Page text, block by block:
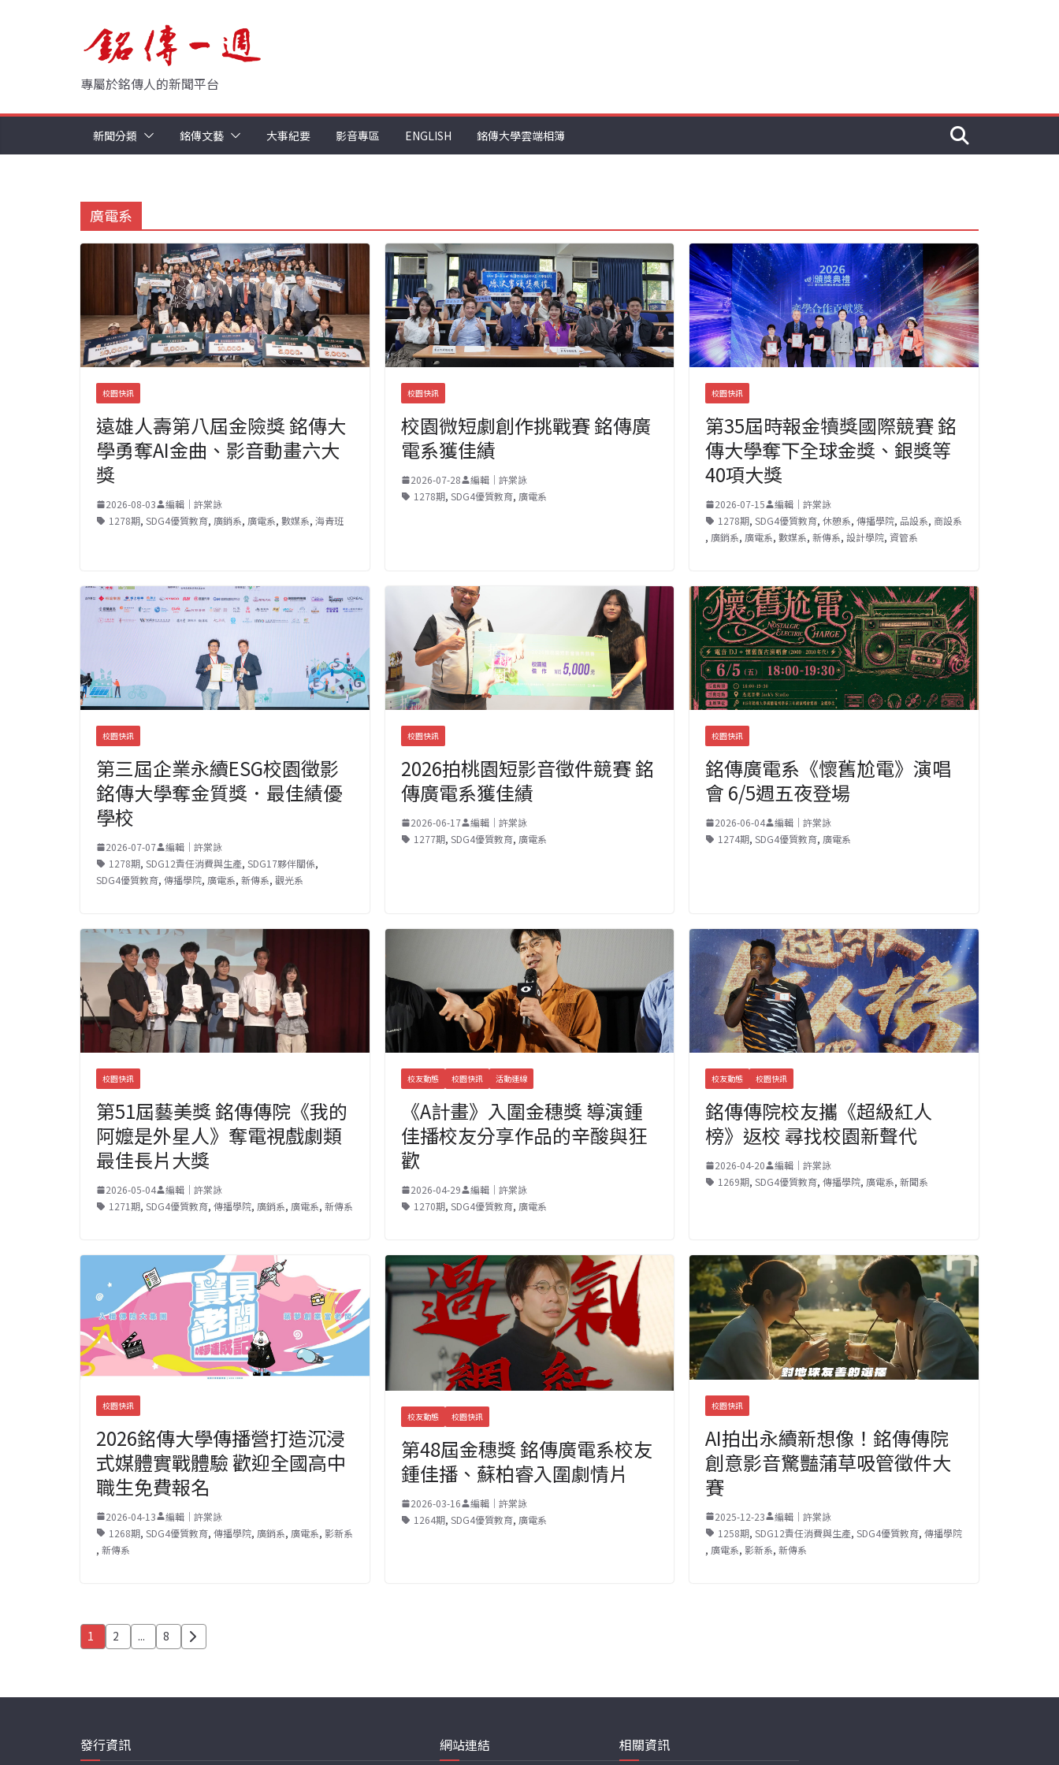
專屬於銘傳人的新聞平台
新聞分類 銘傳文藝 大事紀要 影音專區 ENGLISH 銘傳大學雲端相簿
廣電系
校園快訊
遠雄人壽第八屆金險獎 銘傳大
學勇奪AI金曲、影音動畫六大
獎
2026-08-03
編輯｜許棠詠
1278期, SDG4優質教育, 廣銷系, 廣電系, 數媒系, 海青班
校園快訊
校園微短劇創作挑戰賽 銘傳廣
電系獲佳績
2026-07-28
編輯｜許棠詠
1278期, SDG4優質教育, 廣電系
校園快訊
第35屆時報金犢獎國際競賽 銘
傳大學奪下全球金獎、銀獎等
40項大獎
2026-07-15
編輯｜許棠詠
1278期,SDG4優質教育,休憩系,傳播學院, 品設系, 商設系
, 廣銷系, 廣電系,數媒系,新傳系,設計學院,資管系
校園快訊
第三屆企業永續ESG校園徵影
銘傳大學奪金質獎．最佳績優
學校
2026-07-07
編輯｜許棠詠
1278期, SDG12責任消費與生產, SDG17夥伴關係,
SDG4優質教育, 傳播學院, 廣電系, 新傳系, 觀光系
校園快訊
2026拍桃園短影音徵件競賽 銘
傳廣電系獲佳績
2026-06-17
編輯｜許棠詠
1277期, SDG4優質教育, 廣電系
校園快訊
銘傳廣電系《懷舊尬電》演唱
會 6/5週五夜登場
2026-06-04
編輯｜許棠詠
1274期,SDG4優質教育, 廣電系
校園快訊
第51屆藝美獎 銘傳傳院《我的
阿嬤是外星人》奪電視戲劇類
最佳長片大獎
2026-05-04
編輯｜許棠詠
1271期, SDG4優質教育, 傳播學院, 廣銷系, 廣電系, 新傳系
校友動態 校園快訊 活動連線
《A計畫》入圍金穗獎 導演鍾
佳播校友分享作品的辛酸與狂
歡
2026-04-29
編輯｜許棠詠
1270期, SDG4優質教育, 廣電系
校友動態 校園快訊
銘傳傳院校友攜《超級紅人
榜》返校 尋找校園新聲代
2026-04-20
編輯｜許棠詠
1269期,SDG4優質教育,傳播學院, 廣電系,新聞系
校園快訊
2026銘傳大學傳播營打造沉浸
式媒體實戰體驗 歡迎全國高中
職生免費報名
2026-04-13
編輯｜許棠詠
1268期, SDG4優質教育, 傳播學院, 廣銷系, 廣電系, 影新系
, 新傳系
校友動態 校園快訊
第48屆金穗獎 銘傳廣電系校友
鍾佳播、蘇柏睿入圍劇情片
2026-03-16
編輯｜許棠詠
1264期, SDG4優質教育, 廣電系
校園快訊
AI拍出永續新想像！銘傳傳院
創意影音驚豔蒲草吸管徵件大
賽
2025-12-23
編輯｜許棠詠
1258期,SDG12責任消費與生產,SDG4優質教育,傳播學院
, 廣電系, 影新系,新傳系
文
分
頁
1 2 ... 8
發行資訊 網站連結 相關資訊